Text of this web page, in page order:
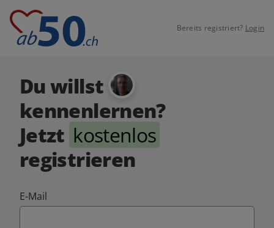
Bereits registriert? Login
Du willst
kennenlernen?
Jetzt kostenlos
registrieren
E-Mail